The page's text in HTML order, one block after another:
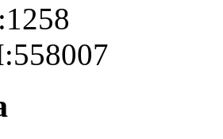
1258
558007